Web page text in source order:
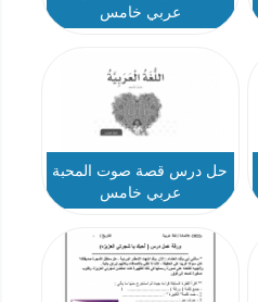
عربي خامس
حل درس قصة صوت المحبة
عربي خامس